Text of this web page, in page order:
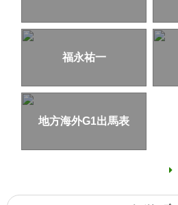
福永祐一
地方海外G1出馬表